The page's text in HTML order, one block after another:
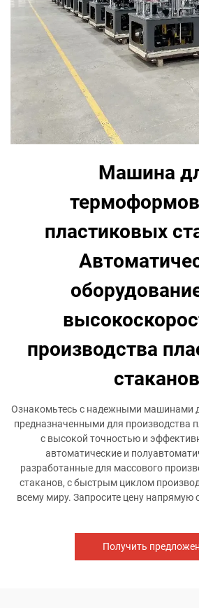
Машина
пластиковых
производства
стаканов
Ознакомьтесь с надежными машинами
предназначенными для производства
с высокой точностью и
автоматические и
разработанные для массового
стаканов, с быстрым циклом
всему миру. Запросите цену напрямую
Получить